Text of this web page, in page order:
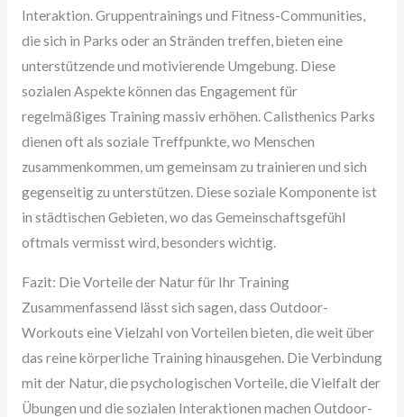
Interaktion. Gruppentrainings und Fitness-Communities,
die sich in Parks oder an Stränden treffen, bieten eine
unterstützende und motivierende Umgebung. Diese
sozialen Aspekte können das Engagement für
regelmäßiges Training massiv erhöhen. Calisthenics Parks
dienen oft als soziale Treffpunkte, wo Menschen
zusammenkommen, um gemeinsam zu trainieren und sich
gegenseitig zu unterstützen. Diese soziale Komponente ist
in städtischen Gebieten, wo das Gemeinschaftsgefühl
oftmals vermisst wird, besonders wichtig.
Fazit: Die Vorteile der Natur für Ihr Training
Zusammenfassend lässt sich sagen, dass Outdoor-
Workouts eine Vielzahl von Vorteilen bieten, die weit über
das reine körperliche Training hinausgehen. Die Verbindung
mit der Natur, die psychologischen Vorteile, die Vielfalt der
Übungen und die sozialen Interaktionen machen Outdoor-